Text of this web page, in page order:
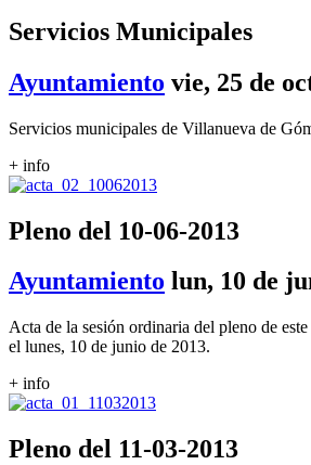
Servicios Municipales
Ayuntamiento vie, 25 de
Servicios municipales de Villanueva de
+ info
Pleno del 10-06-2013
Ayuntamiento lun, 10 de
Acta de la sesión ordinaria del pleno de
el lunes, 10 de junio de 2013.
+ info
Pleno del 11-03-2013